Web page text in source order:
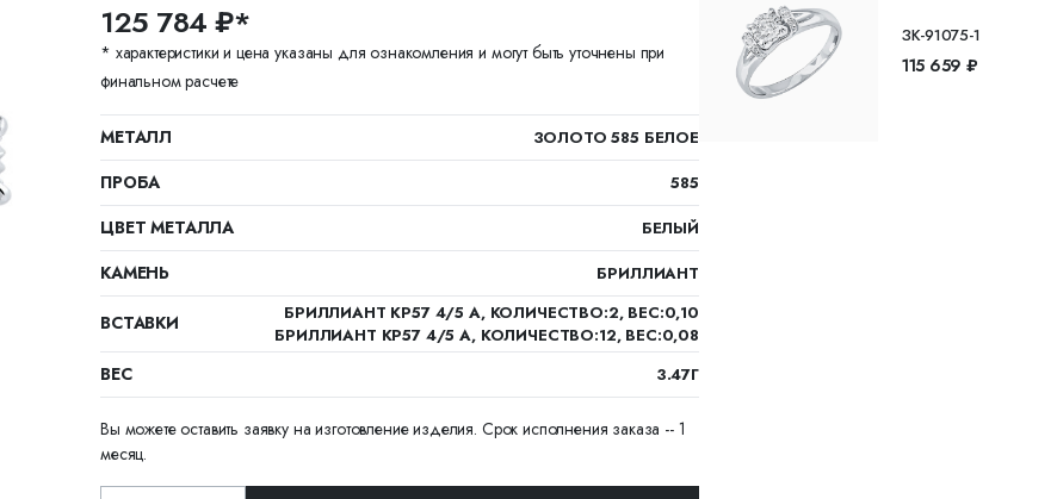
125 784 ₽*
* характеристики и цена указаны для ознакомления и могут быть уточнены при
финальном расчете
МЕТАЛЛ ЗОЛОТО 585 БЕЛОЕ
ПРОБА 585
ЦВЕТ МЕТАЛЛА БЕЛЫЙ
КАМЕНЬ БРИЛЛИАНТ
ВСТАВКИ
БРИЛЛИАНТ КР57 4/5 А, КОЛИЧЕСТВО:2, ВЕС:0,10
БРИЛЛИАНТ КР57 4/5 А, КОЛИЧЕСТВО:12, ВЕС:0,08
ВЕС 3.47Г
Вы можете оставить заявку на изготовление изделия. Срок исполнения заказа -- 1
месяц.
ЗК-91075-1
115 659 ₽